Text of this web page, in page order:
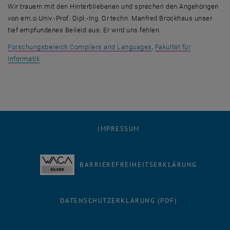
Wir trauern mit den Hinterbliebenen und sprechen den Angehörigen
von em.o.Univ.-Prof. Dipl.-Ing. Dr.techn. Manfred Brockhaus unser
tief empfundenes Beileid aus. Er wird uns fehlen.
Forschungsbereich Compilers and Languages , öffnet eine externe
Fakultät für
Informatik, öffnet eine externe URL in einem neuen Fenster
IMPRESSUM
BARRIEREFREIHEITSERKLÄRUNG
DATENSCHUTZERKLÄRUNG (PDF)